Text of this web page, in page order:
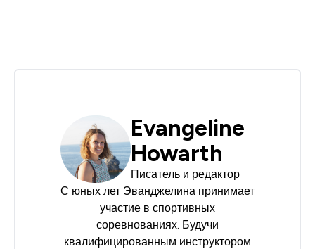
Evangeline
Howarth
Писатель и редактор
С юных лет Эванджелина принимает
участие в спортивных
соревнованиях. Будучи
квалифицированным инструктором